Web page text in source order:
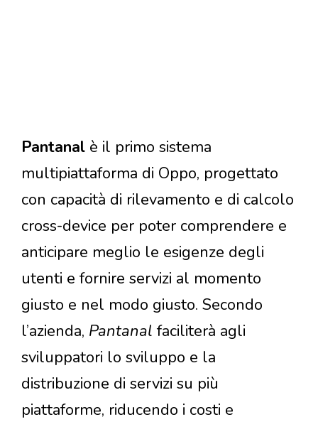
Pantanal è il primo sistema
multipiattaforma di Oppo, progettato
con capacità di rilevamento e di calcolo
cross-device per poter comprendere e
anticipare meglio le esigenze degli
utenti e fornire servizi al momento
giusto e nel modo giusto. Secondo
l’azienda, Pantanal faciliterà agli
sviluppatori lo sviluppo e la
distribuzione di servizi su più
piattaforme, riducendo i costi e